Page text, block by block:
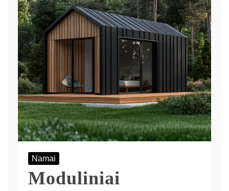
Namai
Moduliniai